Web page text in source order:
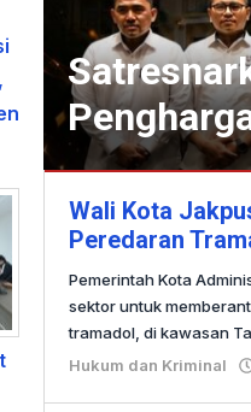
dan
Kriminal
oleh
Redaksi
Wali Kota
Peredaran
Pemerintah Kota
sektor untuk
tramadol, di kawasan
Hukum dan Kriminal